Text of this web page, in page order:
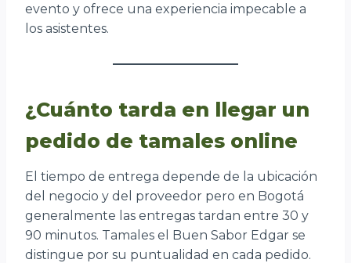
evento y ofrece una experiencia impecable a
los asistentes.
¿Cuánto tarda en llegar un
pedido de tamales online
El tiempo de entrega depende de la ubicación
del negocio y del proveedor pero en Bogotá
generalmente las entregas tardan entre 30 y
90 minutos. Tamales el Buen Sabor Edgar se
distingue por su puntualidad en cada pedido.